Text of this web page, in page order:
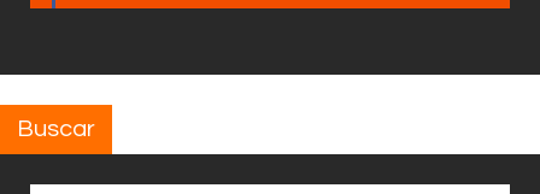
Buscar